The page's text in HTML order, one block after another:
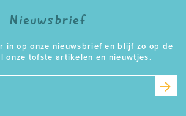
Nieuwsbrief
in op onze nieuwsbrief en blijf zo op de
onze tofste artikelen en nieuwtjes.